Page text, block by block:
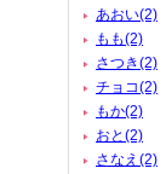
あおい(2)
もも(2)
さつき(2)
チョコ(2)
もか(2)
おと(2)
さなえ(2)